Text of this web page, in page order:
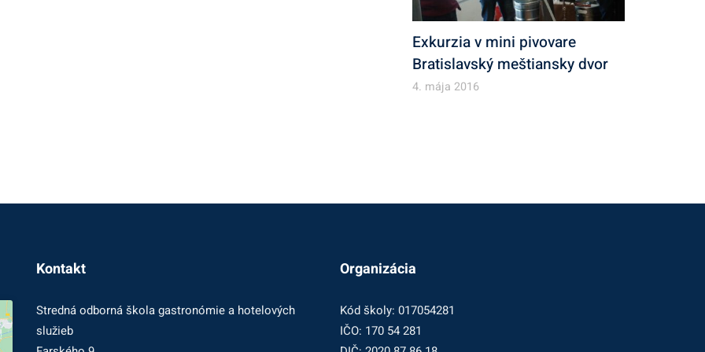
Exkurzia v mini pivovare
Bratislavský meštiansky dvor
4. mája 2016
Kontakt
Stredná odborná škola gastronómie a hotelových
služieb
Organizácia
Kód školy: 017054281
IČO: 170 54 281